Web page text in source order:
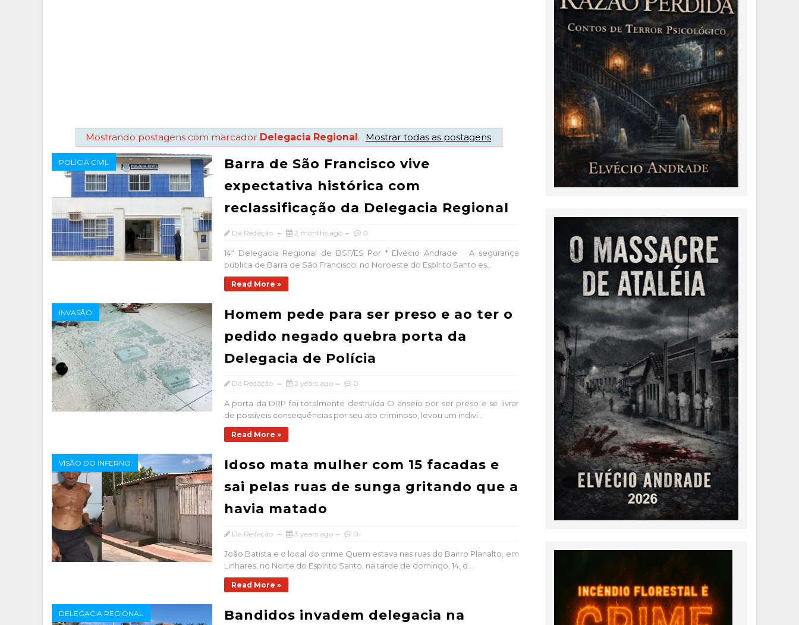
Mostrando postagens com marcador Delegacia Regional. Mostrar todas as postagens
POLÍCIA CIVIL
Barra de São Francisco vive
expectativa histórica com
reclassificação da Delegacia Regional
Da Redação 2 months ago 0
14ª Delegacia Regional de BSF/ES Por * Elvécio Andrade A segurança
pública de Barra de São Francisco, no Noroeste do Espírito Santo es...
Read More »
INVASÃO
Homem pede para ser preso e ao ter o
pedido negado quebra porta da
Delegacia de Polícia
Da Redação 2 years ago 0
A porta da DRP foi totalmente destruída O anseio por ser preso e se livrar
de possíveis consequências por seu ato criminoso, levou um indiví...
Read More »
VISÃO DO INFERNO
Idoso mata mulher com 15 facadas e
sai pelas ruas de sunga gritando que a
havia matado
Da Redação 3 years ago 0
João Batista e o local do crime Quem estava nas ruas do Bairro Planalto, em
Linhares, no Norte do Espírito Santo, na tarde de domingo, 14, d...
Read More »
DELEGACIA REGIONAL
Bandidos invadem delegacia na